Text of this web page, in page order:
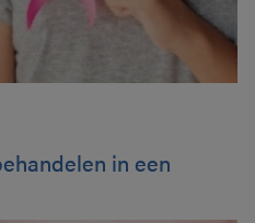
in een